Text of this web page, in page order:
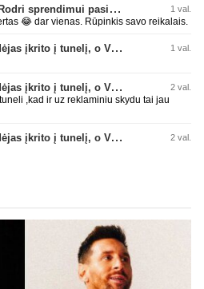
Paaiškėjo, kas turėjo įtakos Rodri sprendimui pasirinkti Barselonos pusę 1 val.
😂 dar vienas. Rūpinkis savo reikalais.
Brazilijoje įvartį šventęs žaidėjas įkrito į tunelį, o VAR įvartį atšaukė 1 val.
Brazilijoje įvartį šventęs žaidėjas įkrito į tunelį, o VAR įvartį atšaukė 2 val.
,kad ir uz reklaminiu skydu tai jau
Brazilijoje įvartį šventęs žaidėjas įkrito į tunelį, o VAR įvartį atšaukė 2 val.